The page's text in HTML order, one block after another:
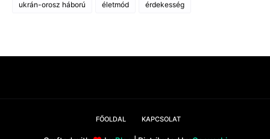
ukrán-orosz háború életmód érdekesség
FŐOLDAL KAPCSOLAT